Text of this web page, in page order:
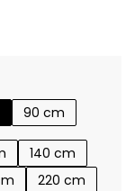
90 cm
140 cm
220 cm